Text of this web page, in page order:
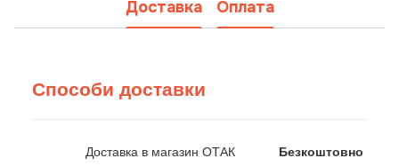
Доставка Оплата
Способи доставки
Доставка в магазин ОТАК Безкоштовно